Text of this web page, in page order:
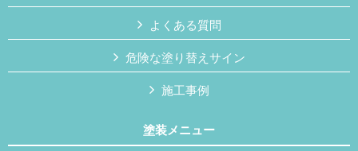
よくある質問
危険な塗り替えサイン
施工事例
塗装メニュー